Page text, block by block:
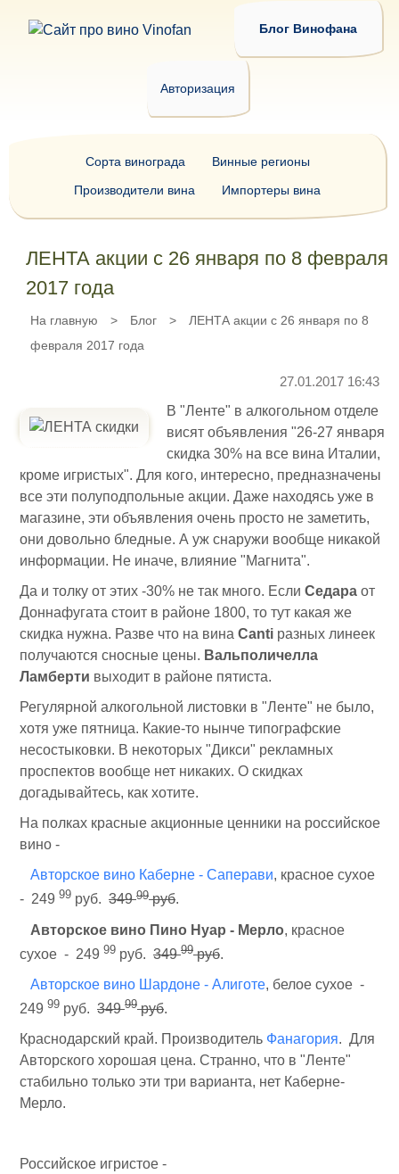
Блог Винофана
Авторизация
ЛЕНТА акции с 26 января по 8 февраля
2017 года
На главную > Блог >
ЛЕНТА акции с 26 января по 8
февраля 2017 года
27.01.2017 16:43
В "Ленте" в алкогольном отделе
висят объявления "26-27 января
скидка 30% на все вина Италии,
кроме игристых". Для кого, интересно, предназначены
все эти полуподпольные акции. Даже находясь уже в
магазине, эти объявления очень просто не заметить,
они довольно бледные. А уж снаружи вообще никакой
информации. Не иначе, влияние "Магнита".
Да и толку от этих -30% не так много. Если Седара от
Доннафугата стоит в районе 1800, то тут какая же
скидка нужна. Разве что на вина Canti разных линеек
получаются сносные цены. Вальполичелла
Ламберти выходит в районе пятиста.
Регулярной алкогольной листовки в "Ленте" не было,
хотя уже пятница. Какие-то нынче типографские
несостыковки. В некоторых "Дикси" рекламных
проспектов вообще нет никаких. О скидках
догадывайтесь, как хотите.
На полках красные акционные ценники на российское
вино -
Авторское вино Каберне - Саперави, красное сухое
- 249 99 руб. 34999руб.
Авторское вино Пино Нуар - Мерло, красное
сухое - 249 99 руб. 34999руб.
Авторское вино Шардоне - Алиготе, белое сухое -
249 99 руб. 34999руб.
Краснодарский край. Производитель Фанагория. Для
Авторского хорошая цена. Странно, что в "Ленте"
стабильно только эти три варианта, нет Каберне-
Мерло.
Российское игристое -
Сорта винограда
Винные регионы
Производители вина
Импортеры вина